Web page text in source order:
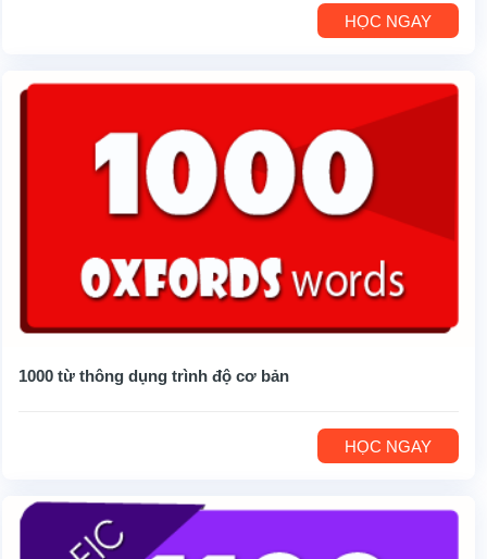
HỌC NGAY
1000 từ thông dụng trình độ cơ bản
HỌC NGAY